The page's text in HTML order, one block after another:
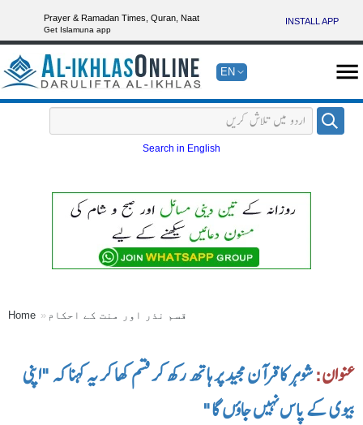
Prayer & Ramadan Times, Quran, Naat
Get Islamuna app
INSTALL APP
EN
Search in English
Home قسم نذر اور منت کے احکام
عنوان:شوہر کا قرآن مجید پر ہاتھ رکھ کر قسم کھا کر یہ کہنا کہ "اپنی
بیوی کے پاس نہیں جاؤں گا"